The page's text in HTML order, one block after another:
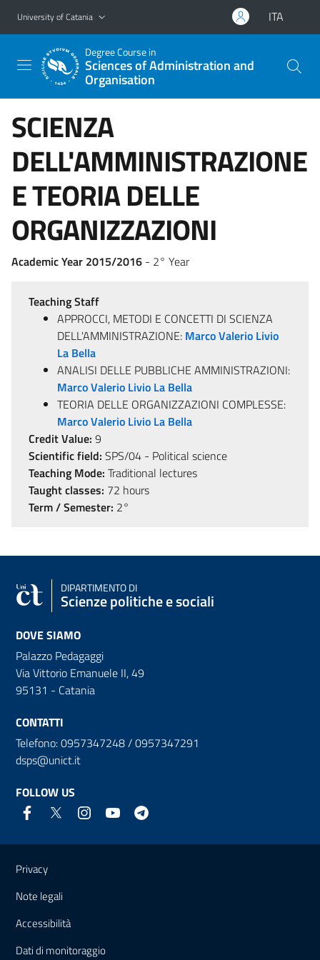
Go to main content
Go to navigation menu
University of Catania ITA
Degree Course in
Sciences of Administration and
Organisation
SCIENZA
DELL'AMMINISTRAZIONE
E TEORIA DELLE
ORGANIZZAZIONI
Academic Year 2015/2016 - 2° Year
Teaching Staff
APPROCCI, METODI E CONCETTI DI SCIENZA
DELL'AMMINISTRAZIONE: Marco Valerio Livio
La Bella
ANALISI DELLE PUBBLICHE AMMINISTRAZIONI:
Marco Valerio Livio La Bella
TEORIA DELLE ORGANIZZAZIONI COMPLESSE:
Marco Valerio Livio La Bella
Credit Value: 9
Scientific field: SPS/04 - Political science
Teaching Mode: Traditional lectures
Taught classes: 72 hours
Term / Semester: 2°
DIPARTIMENTO DI
Scienze politiche e sociali
DOVE SIAMO
Palazzo Pedagaggi
Via Vittorio Emanuele II, 49
95131 - Catania
CONTATTI
Telefono: 0957347248 / 0957347291
dsps@unict.it
FOLLOW US
Useful links and information
Privacy
Note legali
Accessibilità
Dati di monitoraggio